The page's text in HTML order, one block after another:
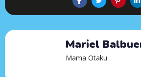
Mariel
Mama Otaku